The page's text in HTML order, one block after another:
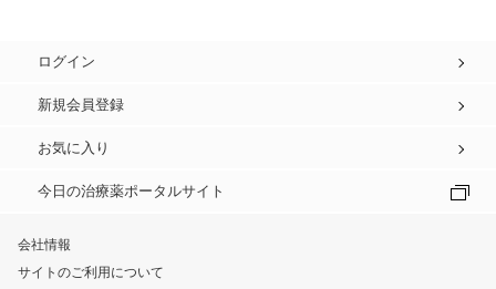
ログイン
新規会員登録
お気に入り
今日の治療薬ポータルサイト
会社情報
サイトのご利用について